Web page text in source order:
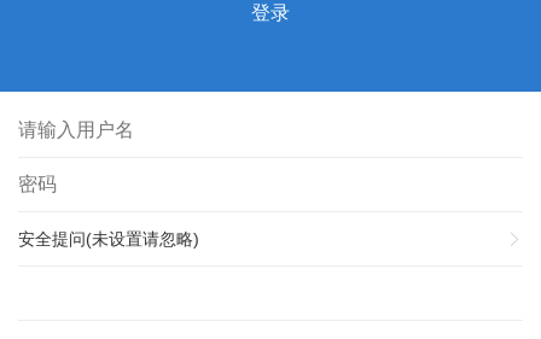
登录
安全提问(未设置请忽略)